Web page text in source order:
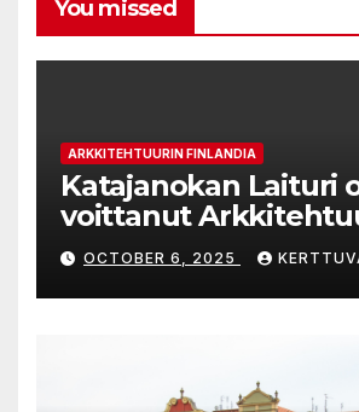
You missed
ARKKITEHTUURIN FINLANDIA
Katajanokan Laituri
voittanut
Finlandia -palkinnon
OCTOBER 6, 2025